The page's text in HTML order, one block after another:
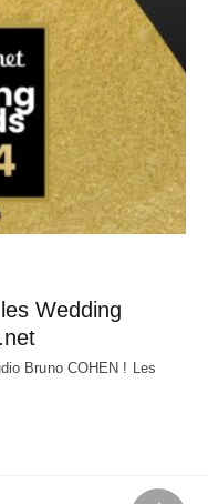
Wedding
Bruno COHEN ! Les